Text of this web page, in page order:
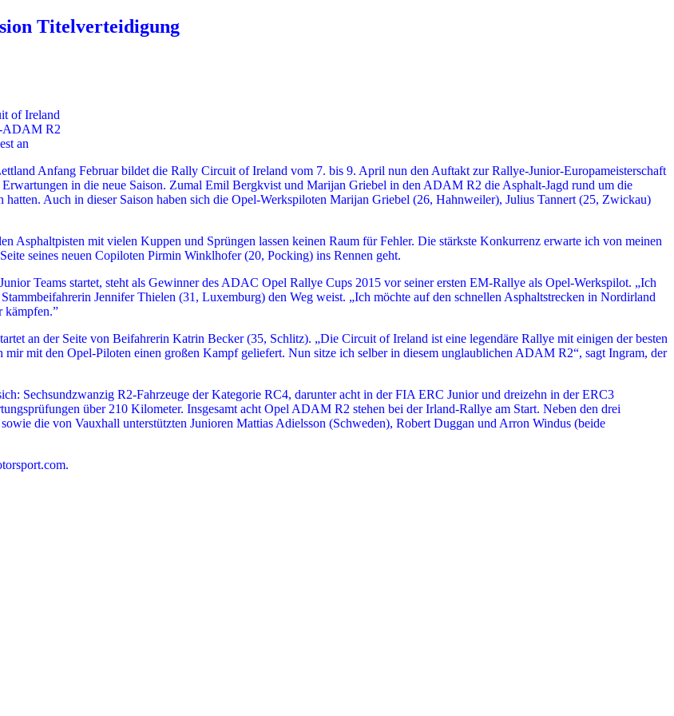
Titelverteidigung
of Ireland
ADAM R2
an
Anfang Februar bildet die Rally Circuit of Ireland vom 7. bis 9. April nun den Auftakt zur Rallye-Junior-Europameisterschaft
in die neue Saison. Zumal Emil Bergkvist und Marijan Griebel in den ADAM R2 die Asphalt-Jagd rund um die
Auch in dieser Saison haben sich die Opel-Werkspiloten Marijan Griebel (26, Hahnweiler), Julius Tannert (25, Zwickau)
Asphaltpisten mit vielen Kuppen und Sprüngen lassen keinen Raum für Fehler. Die stärkste Konkurrenz erwarte ich von meinen
seines neuen Copiloten Pirmin Winklhofer (20, Pocking) ins Rennen geht.
Teams startet, steht als Gewinner des ADAC Opel Rallye Cups 2015 vor seiner ersten EM-Rallye als Opel-Werkspilot. „Ich
Jennifer Thielen (31, Luxemburg) den Weg weist. „Ich möchte auf den schnellen Asphaltstrecken in Nordirland
kämpfen.”
an der Seite von Beifahrerin Katrin Becker (35, Schlitz). „Die Circuit of Ireland ist eine legendäre Rallye mit einigen der besten
mit den Opel-Piloten einen großen Kampf geliefert. Nun sitze ich selber in diesem unglaublichen ADAM R2“, sagt Ingram, der
Sechsundzwanzig R2-Fahrzeuge der Kategorie RC4, darunter acht in der FIA ERC Junior und dreizehn in der ERC3
über 210 Kilometer. Insgesamt acht Opel ADAM R2 stehen bei der Irland-Rallye am Start. Neben den drei
die von Vauxhall unterstützten Junioren Mattias Adielsson (Schweden), Robert Duggan und Arron Windus (beide